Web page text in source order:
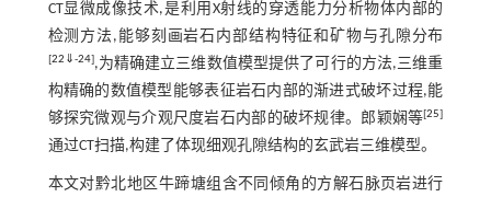
CT显微成像技术,是利用X射线的穿透能力分析物体内部的
检测方法,能够刻画岩石内部结构特征和矿物与孔隙分布
[22 ⇓-24],为精确建立三维数值模型提供了可行的方法,三维重
构精确的数值模型能够表征岩石内部的渐进式破坏过程,能
够探究微观与介观尺度岩石内部的破坏规律。郎颖娴等[25]
通过CT扫描,构建了体现细观孔隙结构的玄武岩三维模型。
本文对黔北地区牛蹄塘组含不同倾角的方解石脉页岩进行